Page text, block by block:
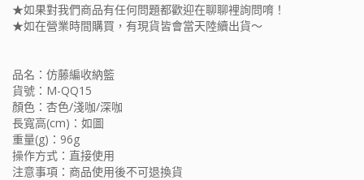
★如果對我們商品有任何問題都歡迎在聊聊裡詢問唷！
★如在營業時間購買，有現貨皆會當天陸續出貨～
品名：仿藤編收納籃
貨號：M-QQ15
顏色：杏色/淺咖/深咖
長寬高(cm)：如圖
重量(g)：96g
操作方式：直接使用
注意事項：商品使用後不可退換貨